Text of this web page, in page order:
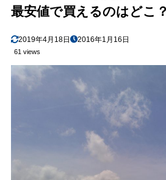
最安値で買えるのはどこ？
2019年4月18日 2016年1月16日
61 views